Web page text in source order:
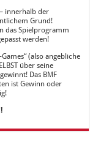
– innerhalb der
Grund!
das Spielprogramm
werden!
(also angebliche
über seine
Das BMF
ist Gewinn oder